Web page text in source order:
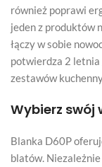
również poprawi
jeden z produktów
łączy w sobie
potwierdza 2 letnia
zestawów
Wybierz swój
Blanka D60P
blatów.